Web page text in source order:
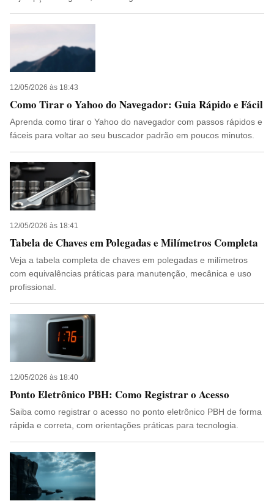
12/05/2026 às 18:43
Como Tirar o Yahoo do Navegador: Guia Rápido e Fácil
Aprenda como tirar o Yahoo do navegador com passos rápidos e
fáceis para voltar ao seu buscador padrão em poucos minutos.
12/05/2026 às 18:41
Tabela de Chaves em Polegadas e Milímetros Completa
Veja a tabela completa de chaves em polegadas e milímetros
com equivalências práticas para manutenção, mecânica e uso
profissional.
12/05/2026 às 18:40
Ponto Eletrônico PBH: Como Registrar o Acesso
Saiba como registrar o acesso no ponto eletrônico PBH de forma
rápida e correta, com orientações práticas para tecnologia.